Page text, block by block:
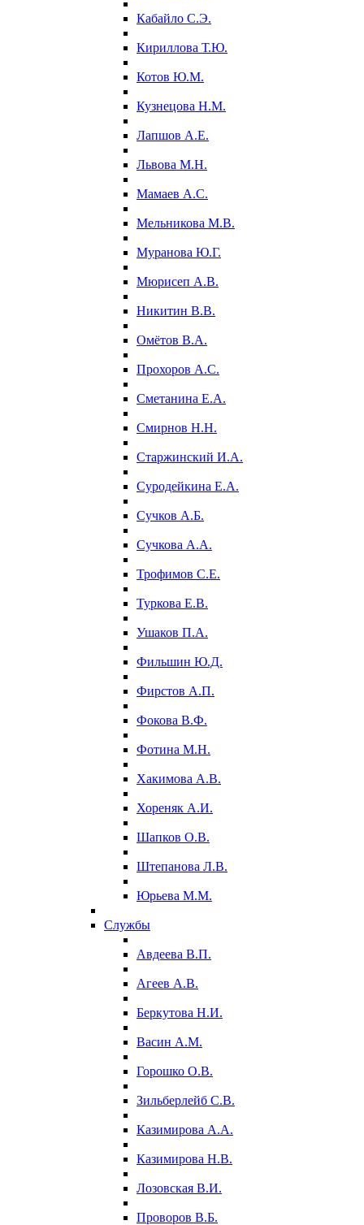
Кабайло С.Э.
Кириллова Т.Ю.
Котов Ю.М.
Кузнецова Н.М.
Лапшов А.Е.
Львова М.Н.
Мамаев А.С.
Мельникова М.В.
Муранова Ю.Г.
Мюрисеп А.В.
Никитин В.В.
Омётов В.А.
Прохоров А.С.
Сметанина Е.А.
Смирнов Н.Н.
Старжинский И.А.
Суродейкина Е.А.
Сучков А.Б.
Сучкова А.А.
Трофимов С.Е.
Туркова Е.В.
Ушаков П.А.
Фильшин Ю.Д.
Фирстов А.П.
Фокова В.Ф.
Фотина М.Н.
Хакимова А.В.
Хореняк А.И.
Шапков О.В.
Штепанова Л.В.
Юрьева М.М.
Службы
Авдеева В.П.
Агеев А.В.
Беркутова Н.И.
Васин А.М.
Горошко О.В.
Зильберлейб С.В.
Казимирова А.А.
Казимирова Н.В.
Лозовская В.И.
Проворов В.Б.